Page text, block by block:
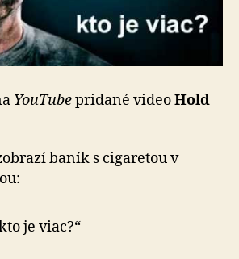
YouTubepridané videoHold
baník s cigaretou v
je viac?“